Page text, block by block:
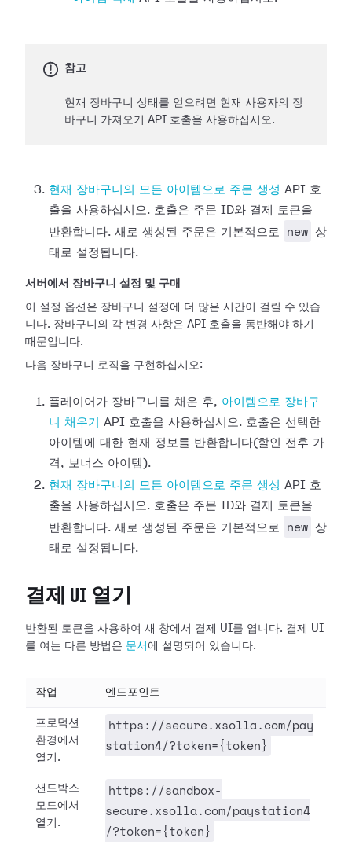
참고
현재 장바구니 상태를 얻으려면 현재 사용자의 장
바구니 가져오기 API 호출을 사용하십시오.
현재 장바구니의 모든 아이템으로 주문 생성 API 호
출을 사용하십시오. 호출은 주문 ID와 결제 토큰을
반환합니다. 새로 생성된 주문은 기본적으로
new 상
태로 설정됩니다.
서버에서 장바구니 설정 및 구매
이 설정 옵션은 장바구니 설정에 더 많은 시간이 걸릴 수 있습
니다. 장바구니의 각 변경 사항은 API 호출을 동반해야 하기
때문입니다.
다음 장바구니 로직을 구현하십시오:
플레이어가 장바구니를 채운 후, 아이템으로 장바구
니 채우기
API 호출을 사용하십시오. 호출은 선택한
아이템에 대한 현재 정보를 반환합니다(할인 전후 가
격, 보너스 아이템).
현재 장바구니의 모든 아이템으로 주문 생성 API 호
출을 사용하십시오. 호출은 주문 ID와 결제 토큰을
반환합니다. 새로 생성된 주문은 기본적으로
new 상
태로 설정됩니다.
결제 UI 열기
반환된 토큰을 사용하여 새 창에서 결제 UI를 엽니다. 결제 UI
를 여는 다른 방법은 문서 에 설명되어 있습니다.
작업 엔드포인트
프로덕션
환경에서
열기.
https://secure.xsolla.com/pay
station4/?token={token}
샌드박스
모드에서
열기.
https://sandbox-
secure.xsolla.com/paystation4
/?token={token}